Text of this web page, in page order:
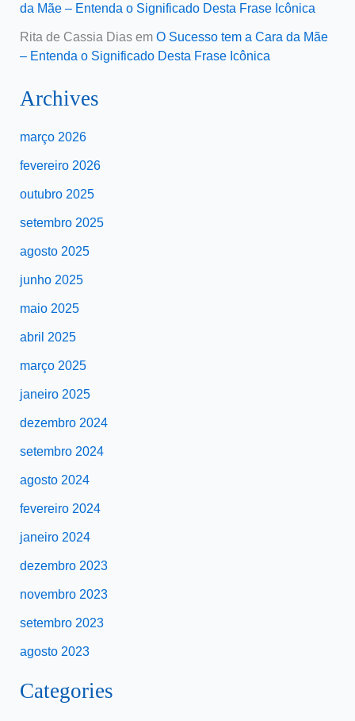
da Mãe – Entenda o Significado Desta Frase Icônica
Rita de Cassia Diasem O Sucesso tem a Cara da Mãe
– Entenda o Significado Desta Frase Icônica
Archives
março 2026
fevereiro 2026
outubro 2025
setembro 2025
agosto 2025
junho 2025
maio 2025
abril 2025
março 2025
janeiro 2025
dezembro 2024
setembro 2024
agosto 2024
fevereiro 2024
janeiro 2024
dezembro 2023
novembro 2023
setembro 2023
agosto 2023
Categories